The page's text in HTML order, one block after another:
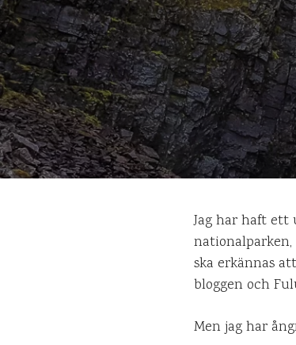
Jag har haft ett
ska erkännas
bloggen och
Men jag har